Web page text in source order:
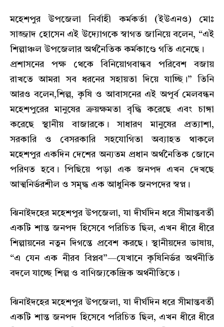
মহেশপুর উপজেলা নির্বাহী কর্মকর্তা (ইউএনও) মোঃ
সাজ্জাদ হোসেন এই উদ্যোগকে স্বাগত জানিয়ে বলেন, “এই
শিল্পাঞ্চল উপজেলার অর্থনৈতিক কর্মকাণ্ডে গতি এনেছে।
প্রশাসনের পক্ষ থেকে বিনিয়োগবান্ধব পরিবেশ বজায়
রাখতে আমরা সব ধরনের সহায়তা দিয়ে যাচ্ছি।” তিনি
আরও বলেন,শিল্প, কৃষি ও আবাসনের এই অপূর্ব মেলবন্ধন
মহেশপুরের মানুষের ক্রয়ক্ষমতা বৃদ্ধি করেছে এবং চাঙ্গা
করেছে স্থানীয় বাজারকে। সাধারণ মানুষের প্রত্যাশা,
সরকারি ও বেসরকারি সহযোগিতা অব্যাহত থাকলে
মহেশপুর একদিন দেশের অন্যতম প্রধান অর্থনৈতিক জোনে
পরিণত হবে। পিছিয়ে পড়া এক জনপদ এখন দেখছে
আত্মনির্ভরশীল ও সমৃদ্ধ এক আধুনিক জনপদের স্বপ্ন।
ঝিনাইদহেরমহেশপুরউপজেলা, যা দীর্ঘদিন ধরে সীমান্তবর্তী
একটি শান্ত জনপদ হিসেবে পরিচিত ছিল, এখন ধীরে ধীরে
শিল্পায়নের নতুন দিগন্তে প্রবেশ করছে। স্থানীয়দের ভাষায়,
“এ যেন এক নীরব বিপ্লব”—যেখানে কৃষিনির্ভর অর্থনীতি
বদলে যাচ্ছে শিল্প ও বাণিজ্যকেন্দ্রিক অর্থনীতিতে।
ঝিনাইদহেরমহেশপুরউপজেলা, যা দীর্ঘদিন ধরে সীমান্তবর্তী
একটি শান্ত জনপদ হিসেবে পরিচিত ছিল, এখন ধীরে ধীরে